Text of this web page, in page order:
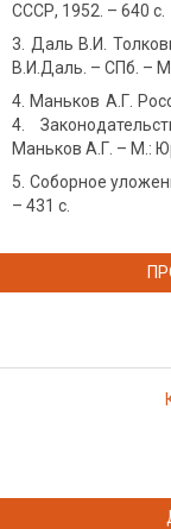
СССР, 1952. – 640 с.
Даль В.И.
В.И.Даль. – СПб. –
Маньков А.Г.
4.
Маньков А.Г. – М.:
Соборное
– 431 с.